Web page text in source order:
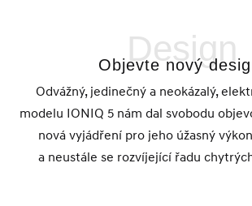
Design
Objevte nový
Odvážný, jedinečný a neokázalý,
modelu IONIQ 5 nám dal svobodu
nová vyjádření pro jeho úžasný
a neustále se rozvíjející řadu